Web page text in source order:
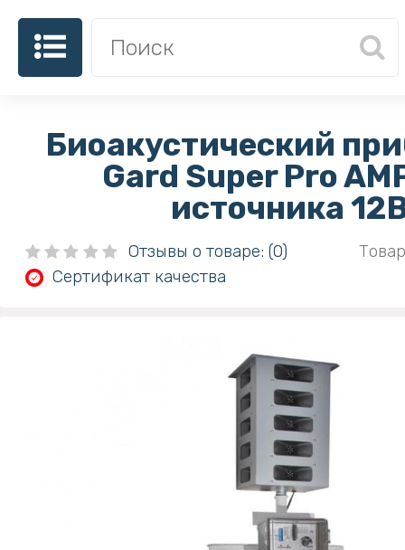
Биоакустический
Gard Super Pro
источника
Отзывы о товаре: (0)
Сертификат качества